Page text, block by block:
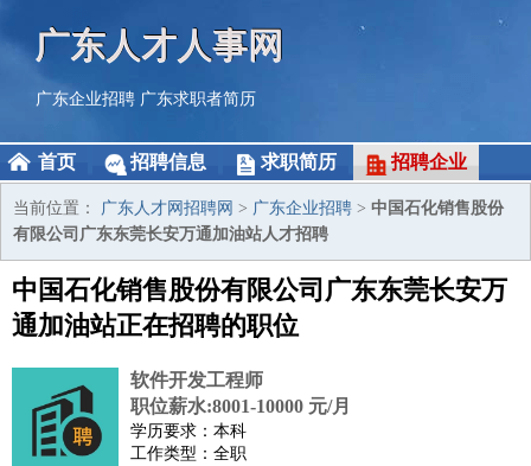
广东人才人事网
广东企业招聘 广东求职者简历
首页 招聘信息 求职简历 招聘企业
当前位置： 广东人才网招聘网 > 广东企业招聘 > 中国石化销售股份
有限公司广东东莞长安万通加油站人才招聘
中国石化销售股份有限公司广东东莞长安万
通加油站正在招聘的职位
软件开发工程师
职位薪水:8001-10000 元/月
学历要求：本科
工作类型：全职